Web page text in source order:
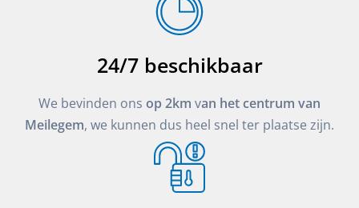
24/7 beschikbaar
We bevinden ons op 2km van het centrum van
Meilegem, we kunnen dus heel snel ter plaatse zijn.